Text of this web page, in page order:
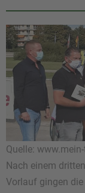
Quelle:
Nach einem
Vorlauf gingen